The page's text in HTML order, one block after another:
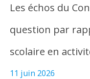
Les échos du
question par
scolaire en
11 juin 2026